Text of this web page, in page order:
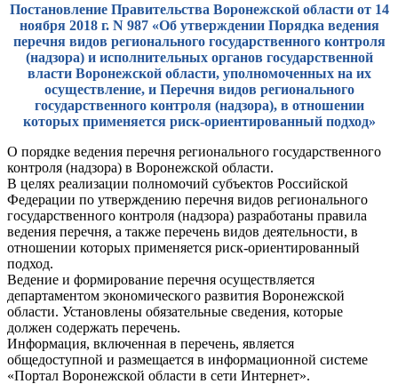
Постановление Правительства Воронежской области от 14
ноября 2018 г. N 987 «Об утверждении Порядка ведения
перечня видов регионального государственного контроля
(надзора) и исполнительных органов государственной
власти Воронежской области, уполномоченных на их
осуществление, и Перечня видов регионального
государственного контроля (надзора), в отношении
которых применяется риск-ориентированный подход»
О порядке ведения перечня регионального государственного
контроля (надзора) в Воронежской области.
В целях реализации полномочий субъектов Российской
Федерации по утверждению перечня видов регионального
государственного контроля (надзора) разработаны правила
ведения перечня, а также перечень видов деятельности, в
отношении которых применяется риск-ориентированный
подход.
Ведение и формирование перечня осуществляется
департаментом экономического развития Воронежской
области. Установлены обязательные сведения, которые
должен содержать перечень.
Информация, включенная в перечень, является
общедоступной и размещается в информационной системе
«Портал Воронежской области в сети Интернет».